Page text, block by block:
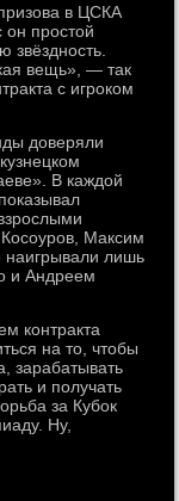
в ЦСКА
он простой
звёздность.
вещь», — так
с игроком
доверяли
В каждой
Максим
наигрывали лишь
и Андреем
контракта
на то, чтобы
зарабатывать
и получать
за Кубок
Ну,